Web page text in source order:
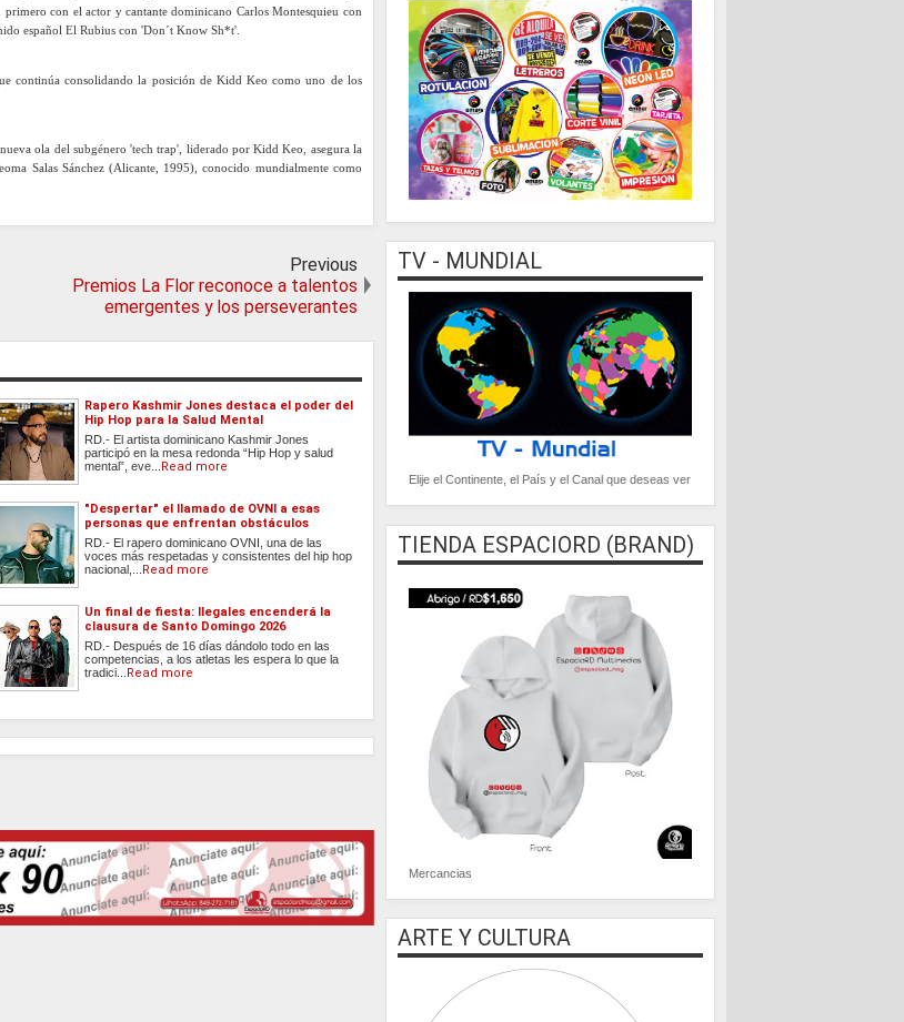
con el actor y cantante dominicano Carlos Montesquieu con
español El Rubius con 'Don´t Know Sh*t'.
continúa consolidando la posición de Kidd Keo como uno de los
ola del subgénero 'tech trap', liderado por Kidd Keo, asegura la
Salas Sánchez (Alicante, 1995), conocido mundialmente como
Previous
Premios La Flor reconoce a talentos
emergentes y los perseverantes
Rapero Kashmir Jones destaca el poder del
Hip Hop para la Salud Mental
RD.- El artista dominicano Kashmir Jones
participó en la mesa redonda “Hip Hop y salud
mental”, eve... Read more
"Despertar" el llamado de OVNI a esas
personas que enfrentan obstáculos
RD.- El rapero dominicano OVNI, una de las
voces más respetadas y consistentes del hip hop
nacional,... Read more
Un final de fiesta: Ilegales encenderá la
clausura de Santo Domingo 2026
RD.- Después de 16 días dándolo todo en las
competencias, a los atletas les espera lo que la
tradici... Read more
TV - MUNDIAL
Elije el Continente, el País y el Canal que deseas ver
TIENDA ESPACIORD (BRAND)
Mercancias
ARTE Y CULTURA